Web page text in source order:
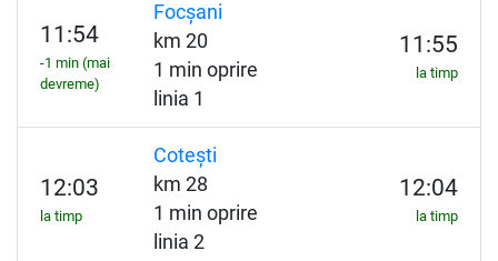
11:54
-1 min (mai
devreme)
Focșani
km 20
1 min oprire
linia 1
11:55
la timp
12:03
la timp
Cotești
km 28
1 min oprire
linia 2
12:04
la timp